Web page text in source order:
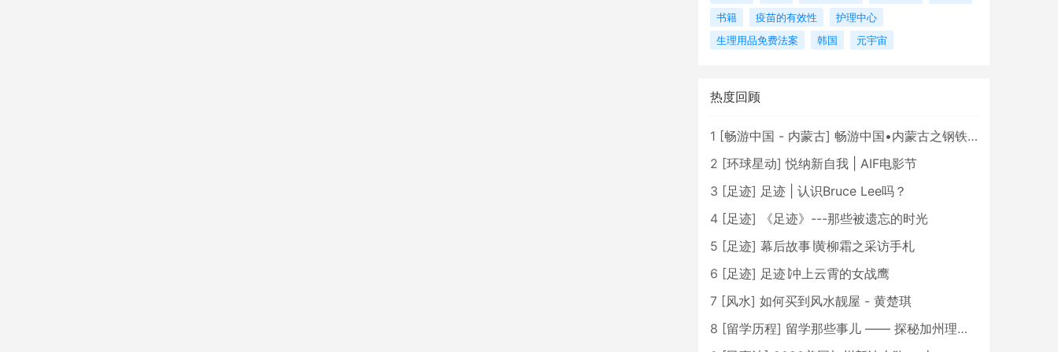
书籍
疫苗的有效性
护理中心
生理用品免费法案
韩国 元宇宙
热度回顾
1 [畅游中国 - 内蒙古] 畅游中国•内蒙古之钢铁骄子，魅力包头
2 [环球星动] 悦纳新自我 | AIF电影节
3 [足迹] 足迹 | 认识Bruce Lee吗？
4 [足迹]
《足迹》---那些被遗忘的时光
5 [足迹] 幕后故事∣黄柳霜之采访手札
6 [足迹] 足迹∣冲上云霄的女战鹰
7 [风水] 如何买到风水靓屋 - 黄楚琪
8 [留学历程] 留学那些事儿 —— 探秘加州理工学院Caltech博士生活 [上集]